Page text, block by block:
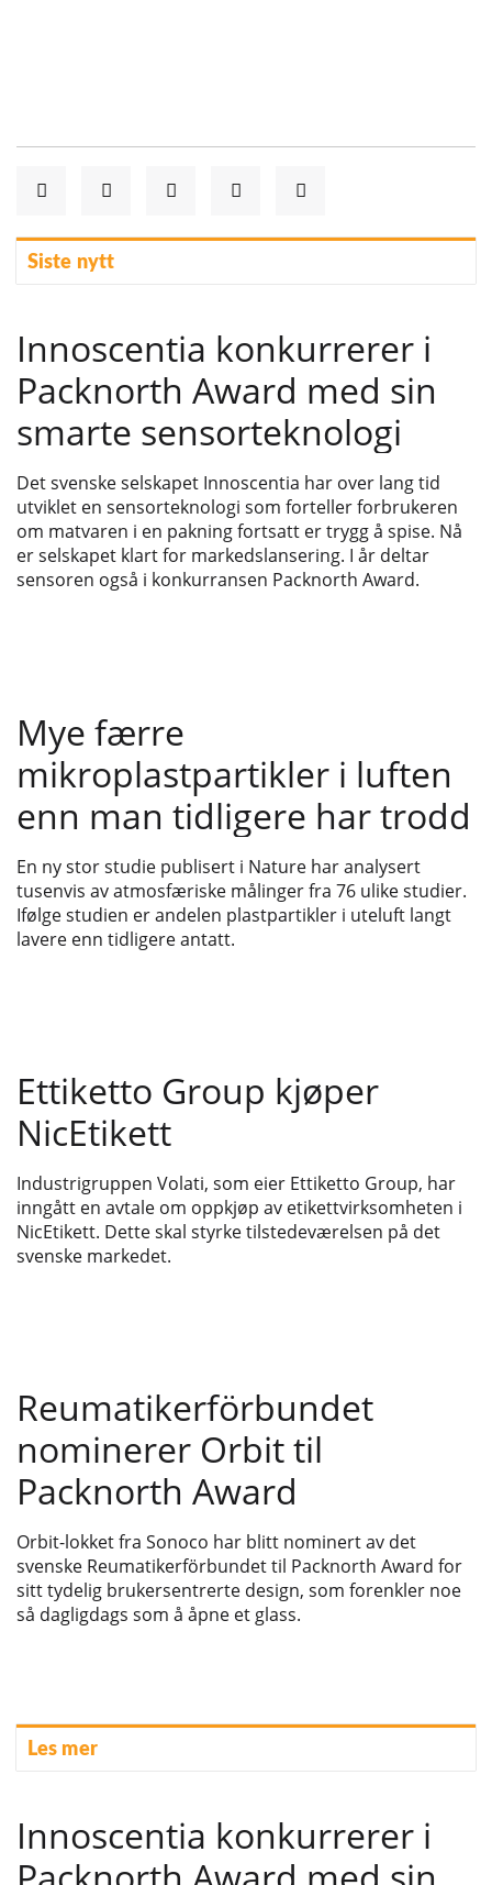
Siste nytt
Innoscentia konkurrerer i
Packnorth Award med sin
smarte sensorteknologi
Det svenske selskapet Innoscentia har over lang tid
utviklet en sensorteknologi som forteller forbrukeren
om matvaren i en pakning fortsatt er trygg å spise. Nå
er selskapet klart for markedslansering. I år deltar
sensoren også i konkurransen Packnorth Award.
Mye færre
mikroplastpartikler i luften
enn man tidligere har trodd
En ny stor studie publisert i Nature har analysert
tusenvis av atmosfæriske målinger fra 76 ulike studier.
Ifølge studien er andelen plastpartikler i uteluft langt
lavere enn tidligere antatt.
Ettiketto Group kjøper
NicEtikett
Industrigruppen Volati, som eier Ettiketto Group, har
inngått en avtale om oppkjøp av etikettvirksomheten i
NicEtikett. Dette skal styrke tilstedeværelsen på det
svenske markedet.
Reumatikerförbundet
nominerer Orbit til
Packnorth Award
Orbit-lokket fra Sonoco har blitt nominert av det
svenske Reumatikerförbundet til Packnorth Award for
sitt tydelig brukersentrerte design, som forenkler noe
så dagligdags som å åpne et glass.
Les mer
Innoscentia konkurrerer i